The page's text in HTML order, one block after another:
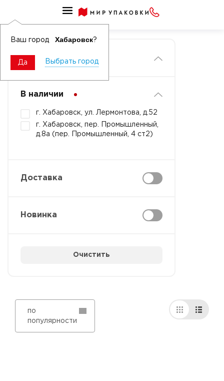
Ваш город Хабаровск?
Да Выбрать город
Главная
Фильтры
В наличии
г. Хабаровск, ул. Лермонтова, д.52
г. Хабаровск, пер. Промышленный,
д.8а (пер. Промышленный, 4 ст2)
Доставка
Новинка
Очистить
по
популярности